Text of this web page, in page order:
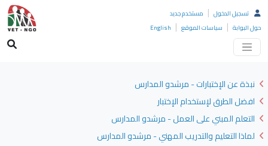
تسجيل الدخول | مستخدم جديد
حول البوابة | سياسات الموقع |
English
نبذة عن الإختبارات - مرشدو المدارس
افضل الطرق لإستخدام الإختبار
التعلم المبني على العمل - مرشدو المدارس
لماذا التعليم والتدريب المهني - مرشدو المدارس